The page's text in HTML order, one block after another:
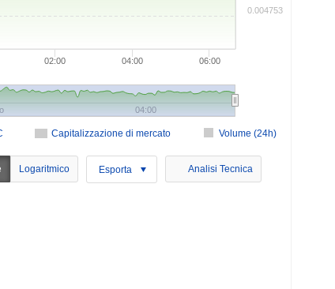
Capitalizzazione di mercato Volume (24h)
02:00 04:00 06:00
04:00
0.004753
Logaritmico Esporta Analisi Tecnica